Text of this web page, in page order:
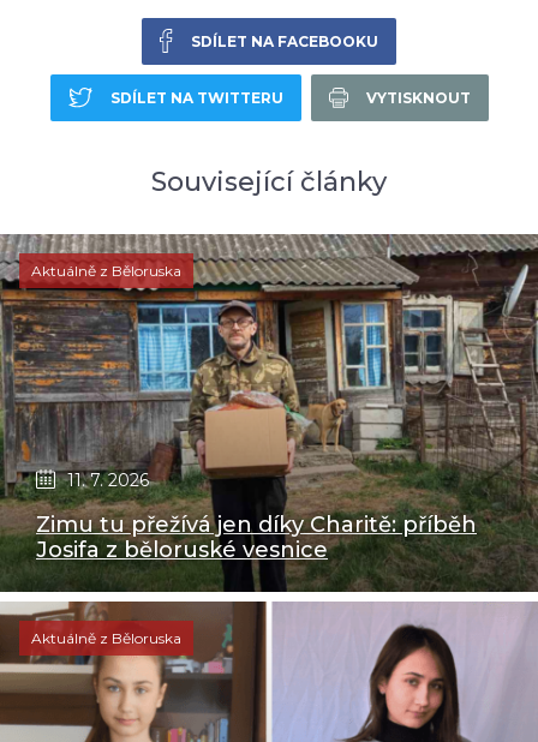
SDÍLET NA FACEBOOKU
SDÍLET NA TWITTERU VYTISKNOUT
Související články
Aktuálně z Běloruska
11. 7. 2026
Zimu tu přežívá jen díky Charitě: příběh
Josifa z běloruské vesnice
Aktuálně z Běloruska